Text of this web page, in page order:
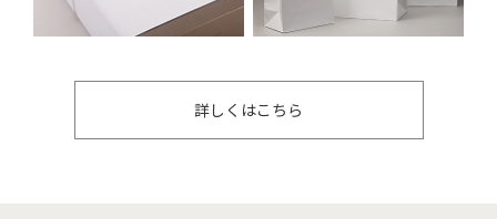
詳しくはこちら